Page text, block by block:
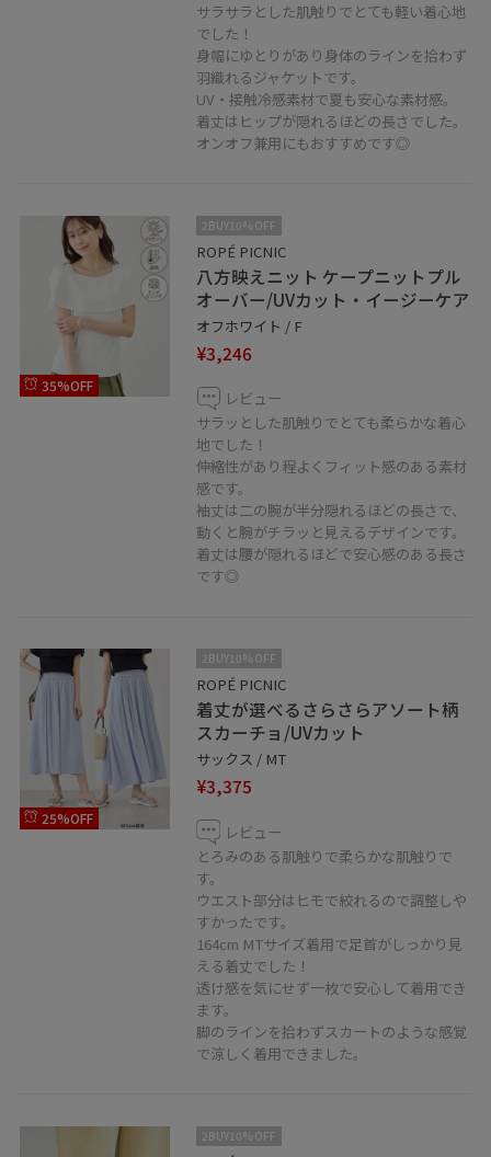
サラサラとした肌触りでとても軽い着心地
でした！
身幅にゆとりがあり身体のラインを拾わず
羽織れるジャケットです。
UV・接触冷感素材で夏も安心な素材感。
着丈はヒップが隠れるほどの長さでした。
オンオフ兼用にもおすすめです◎
35%OFF
2BUY10%OFF
ROPÉ PICNIC
八方映えニット ケープニットプル
オーバー/UVカット・イージーケア
オフホワイト / F
¥3,246
レビュー
サラッとした肌触りでとても柔らかな着心
地でした！
伸縮性があり程よくフィット感のある素材
感です。
袖丈は二の腕が半分隠れるほどの長さで、
動くと腕がチラッと見えるデザインです。
着丈は腰が隠れるほどで安心感のある長さ
です◎
25%OFF
2BUY10%OFF
ROPÉ PICNIC
着丈が選べるさらさらアソート柄
スカーチョ/UVカット
サックス / MT
¥3,375
レビュー
とろみのある肌触りで柔らかな肌触りで
す。
ウエスト部分はヒモで絞れるので調整しや
すかったです。
164cm MTサイズ着用で足首がしっかり見
える着丈でした！
透け感を気にせず一枚で安心して着用でき
ます。
脚のラインを拾わずスカートのような感覚
で涼しく着用できました。
2BUY10%OFF